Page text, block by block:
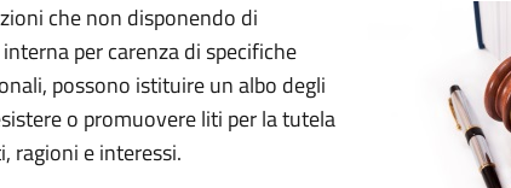
che non disponendo di
per carenza di specifiche
possono istituire un albo degli
o promuovere liti per la tutela
ragioni e interessi.